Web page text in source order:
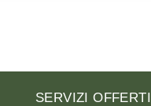
SERVIZI OFFERTI